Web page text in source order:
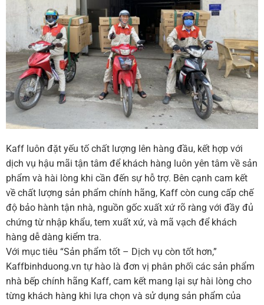
Kaff luôn đặt yếu tố chất lượng lên hàng đầu, kết hợp với
dịch vụ hậu mãi tận tâm để khách hàng luôn yên tâm về sản
phẩm và hài lòng khi cần đến sự hỗ trợ. Bên cạnh cam kết
về chất lượng sản phẩm chính hãng, Kaff còn cung cấp chế
độ bảo hành tận nhà, nguồn gốc xuất xứ rõ ràng với đầy đủ
chứng từ nhập khẩu, tem xuất xứ, và mã vạch để khách
hàng dễ dàng kiểm tra.
Với mục tiêu “Sản phẩm tốt – Dịch vụ còn tốt hơn,”
Kaffbinhduong.vn tự hào là đơn vị phân phối các sản phẩm
nhà bếp chính hãng Kaff, cam kết mang lại sự hài lòng cho
từng khách hàng khi lựa chọn và sử dụng sản phẩm của